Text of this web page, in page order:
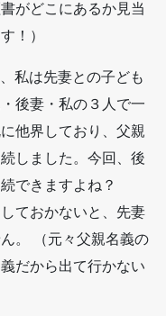
がどこにあるか見当
！）
私は先妻との子ども
後妻・私の３人で一
他界しており、父親
しました。今回、後
できますよね？
ておかないと、先妻
。 （元々父親名義の
だから出て行かない